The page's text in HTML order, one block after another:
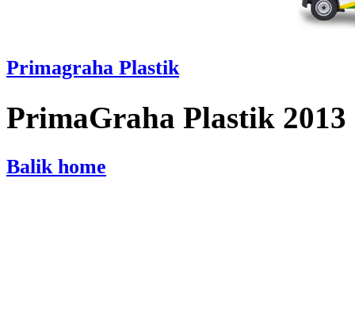
Primagraha Plastik
PrimaGraha Plastik 2013
Balik home